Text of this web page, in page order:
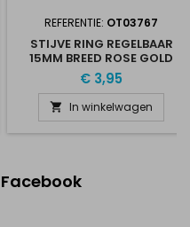
REFERENTIE: OT03767
STIJVE RING REGELBAAR
15MM BREED ROSE GOLD
€ 3,95
 In winkelwagen